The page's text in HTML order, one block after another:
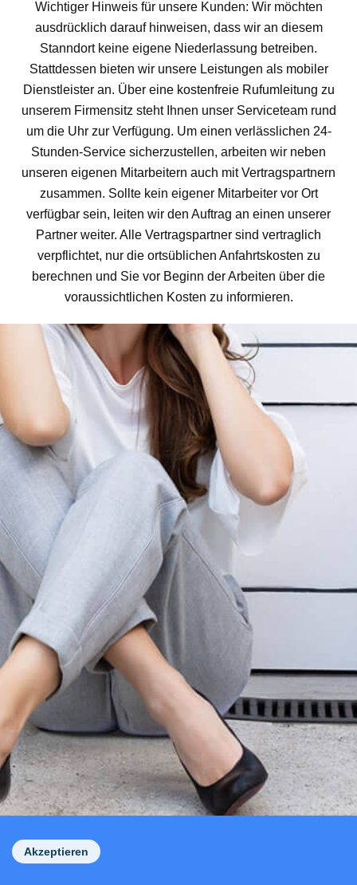
Wichtiger Hinweis für unsere Kunden: Wir möchten
ausdrücklich darauf hinweisen, dass wir an diesem
Stanndort keine eigene Niederlassung betreiben.
Stattdessen bieten wir unsere Leistungen als mobiler
Dienstleister an. Über eine kostenfreie Rufumleitung zu
unserem Firmensitz steht Ihnen unser Serviceteam rund
um die Uhr zur Verfügung. Um einen verlässlichen 24-
Stunden-Service sicherzustellen, arbeiten wir neben
unseren eigenen Mitarbeitern auch mit Vertragspartnern
zusammen. Sollte kein eigener Mitarbeiter vor Ort
verfügbar sein, leiten wir den Auftrag an einen unserer
Partner weiter. Alle Vertragspartner sind vertraglich
verpflichtet, nur die ortsüblichen Anfahrtskosten zu
berechnen und Sie vor Beginn der Arbeiten über die
voraussichtlichen Kosten zu informieren.
Akzeptieren